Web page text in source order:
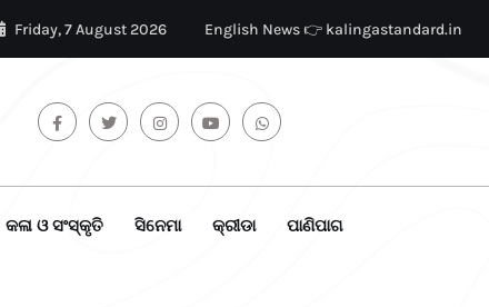
Friday, 7 August 2026 English News 👉 kalingastandard.in
କଳା ଓ ସଂସ୍କୃତି ସିନେମା କ୍ରୀଡା ପାଣିପାଗ